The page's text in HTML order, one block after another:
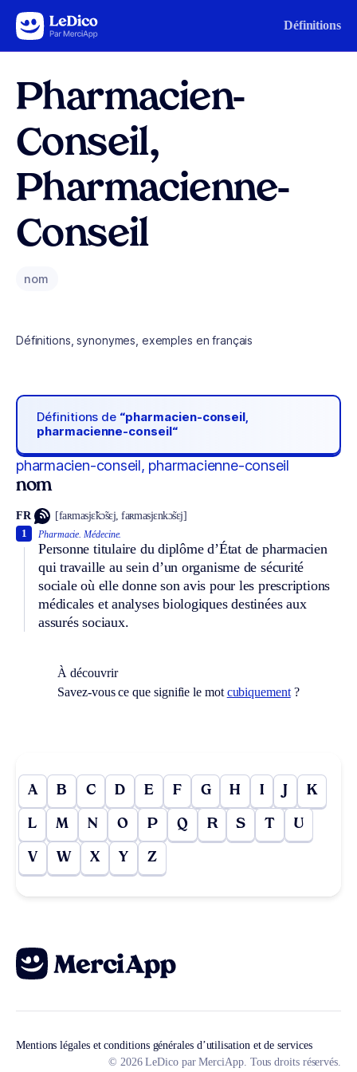
Aller au contenu Définitions
Pharmacien-
Conseil,
Pharmacienne-
Conseil
nom
Définitions, synonymes, exemples en français
Définitions de “pharmacien-conseil,
pharmacienne-conseil“
pharmacien-conseil, pharmacienne-conseil
nom
FR [faʀmasjɛ̃kɔ̃sɛj, faʀmasjɛnkɔ̃sɛj]
Pharmacie. Médecine.
Personne titulaire du diplôme d’État de pharmacien
qui travaille au sein d’un organisme de sécurité
sociale où elle donne son avis pour les prescriptions
médicales et analyses biologiques destinées aux
assurés sociaux.
1
À découvrir
Savez-vous ce que signifie le mot cubiquement?
A B C D E F G H I J K
L M N O P Q R S T U
V W X Y Z
Mentions légales et conditions générales d’utilisation et de services
© 2026 LeDico par MerciApp. Tous droits réservés.